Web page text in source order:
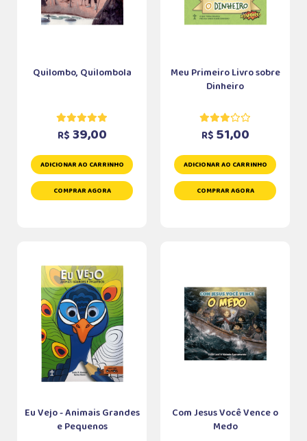
Quilombo, Quilombola
R$ 39,00
ADICIONAR AO CARRINHO
COMPRAR AGORA
Meu Primeiro Livro sobre
Dinheiro
R$ 51,00
ADICIONAR AO CARRINHO
COMPRAR AGORA
Eu Vejo - Animais Grandes
e Pequenos
Com Jesus Você Vence o
Medo